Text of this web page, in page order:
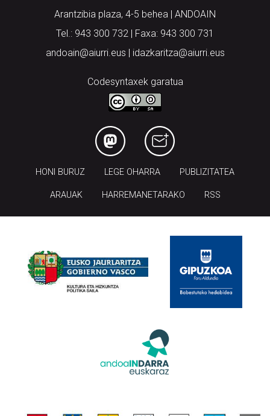
Arantzibia plaza, 4-5 behea | ANDOAIN
Tel.: 943 300 732 | Faxa: 943 300 731
andoain@aiurri.eus | idazkaritza@aiurri.eus
Codesyntaxek garatua
HONI BURUZ LEGE OHARRA PUBLIZITATEA
ARAUAK HARREMANETARAKO RSS